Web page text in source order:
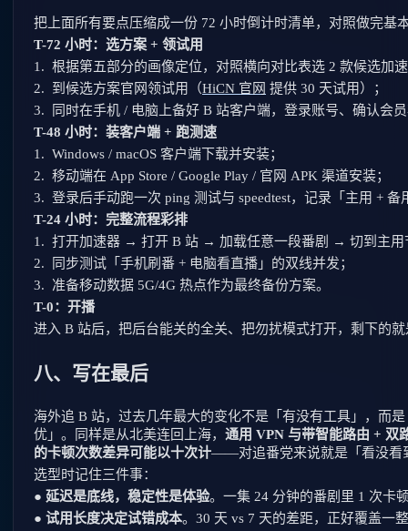
把上面所有要点压缩成一份 72 小时倒计时清单，对照做完基
T-72 小时：选方案 + 领试用
1. 根据第五部分的画像定位，对照横向对比表选 2 款候选加
2.
到候选方案官网领试用（HiCN 官网 提供 30 天试用）；
3.
同时在手机 / 电脑上备好 B 站客户端，登录账号、确认会
T-48 小时：装客户端 + 跑测速
1. Windows / macOS 客户端下载并安装；
2. 移动端在 App Store / Google Play / 官网 APK 渠道安装；
3. 登录后手动跑一次 ping 测试与 speedtest，记录「主用 +
T-24 小时：完整流程彩排
1. 打开加速器 → 打开 B 站 → 加载任意一段番剧 → 切到主用
2.
同步测试「手机刷番 + 电脑看直播」的双线并发；
3.
准备移动数据 5G/4G 热点作为最终备份方案。
T-0：开播
进入 B 站后，把后台能关的全关、把勿扰模式打开，剩下的
八、写在最后
海外追 B 站，过去几年最大的变化不是「有没有工具」，而
优」。同样是从北美连回上海， 通用 VPN 与带智能路由 + 双
的卡顿次数差异可能以十次计——对追番党来说就是「看没看
选型时记住三件事：
● 延迟是底线，稳定性是体验。一集 24 分钟的番剧里 1 次卡
● 试用长度决定试错成本。30 天 vs 7 天的差距，正好覆盖一